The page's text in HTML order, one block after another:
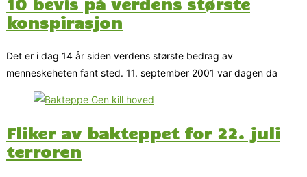
konspirasjon
Det er i dag 14 år siden verdens største bedrag av
menneskeheten fant sted. 11. september 2001 var dagen da
Fliker av bakteppet for 22. juli
terroren